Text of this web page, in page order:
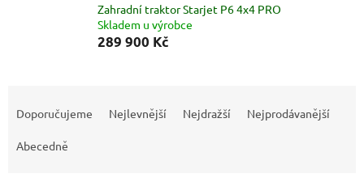
Zahradní traktor Starjet P6 4x4 PRO
Skladem u výrobce
289 900 Kč
Doporučujeme Nejlevnější Nejdražší Nejprodávanější
Abecedně